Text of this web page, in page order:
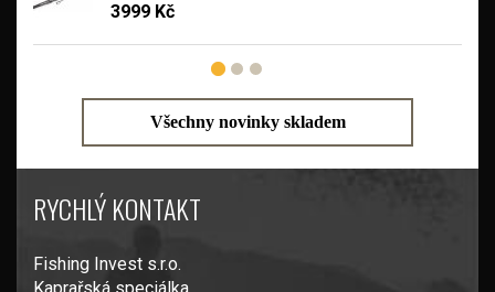
3999 Kč
Všechny novinky skladem
RYCHLÝ KONTAKT
Fishing Invest s.r.o.